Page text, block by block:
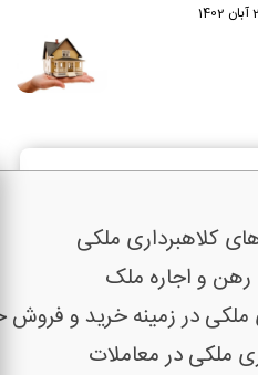
کلاهبرداری ملکی
رهن و اجاره ملک
در زمینه خرید و فروش
ملکی در معاملات